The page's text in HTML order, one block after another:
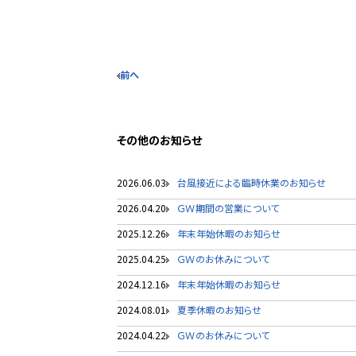
前へ
その他のお知らせ
2026.06.03
台風接近による臨時休業のお知らせ
2026.04.20
ＧＷ期間の営業について
2025.12.26
年末年始休暇のお知らせ
2025.04.25
ＧＷのお休みについて
2024.12.16
年末年始休暇のお知らせ
2024.08.01
夏季休暇のお知らせ
2024.04.22
ＧＷのお休みについて